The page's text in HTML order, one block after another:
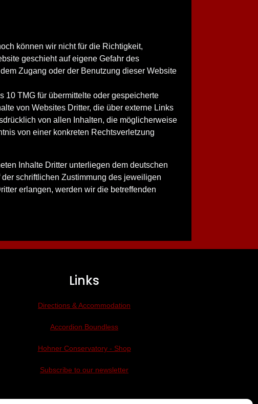
können wir nicht für die Richtigkeit,
geschieht auf eigene Gefahr des
Zugang oder der Benutzung dieser Website
10 TMG für übermittelte oder gespeicherte
von Websites Dritter, die über externe Links
von allen Inhalten, die möglicherweise
von einer konkreten Rechtsverletzung
Inhalte Dritter unterliegen dem deutschen
schriftlichen Zustimmung des jeweiligen
erlangen, werden wir die betreffenden
Links
Directions & Accommodation
Accordion Boundless
Hohner Conservatory - Shop
Subscribe to our newsletter